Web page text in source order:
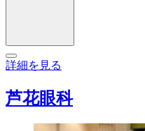
詳細を見る
芦花眼科